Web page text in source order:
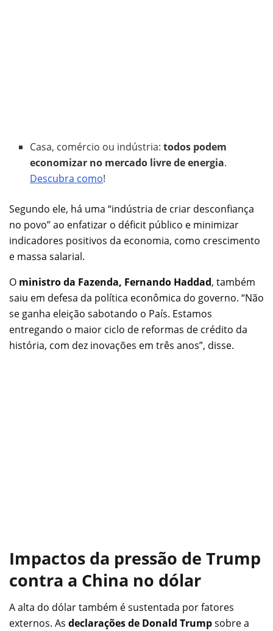
Casa, comércio ou indústria:todos podem
economizar no mercado livre de energia.
Descubra como!
Segundo ele, há uma “indústria de criar desconfiança
no povo” ao enfatizar o déficit público e minimizar
indicadores positivos da economia, como crescimento
e massa salarial.
O ministro da Fazenda, Fernando Haddad, também
saiu em defesa da política econômica do governo. “Não
se ganha eleição sabotando o País. Estamos
entregando o maior ciclo de reformas de crédito da
história, com dez inovações em três anos”, disse.
Impactos da pressão de Trump
contra a China no dólar
A alta do dólar também é sustentada por fatores
externos. As declarações de Donald Trumpsobre a